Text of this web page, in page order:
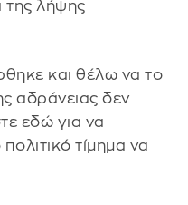
της λήψης
και θέλω να το
αδράνειας δεν
εδώ για να
τίμημα να